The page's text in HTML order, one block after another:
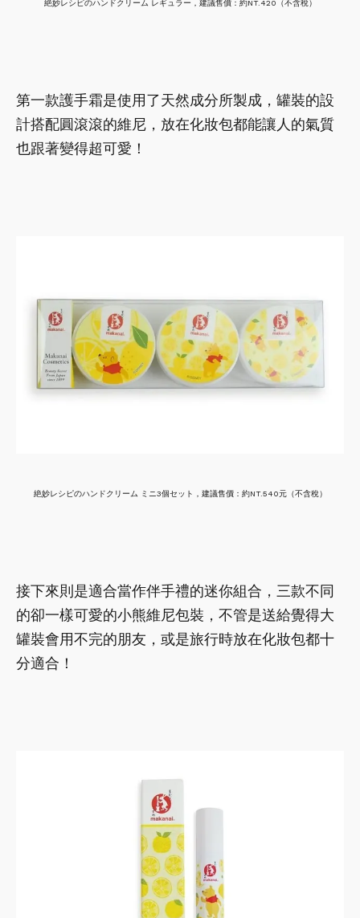
絶妙レシピのハンドクリーム レギュラー，建議售價：約NT.420（不含稅）
第一款護手霜是使用了天然成分所製成，罐裝的設
計搭配圓滾滾的維尼，放在化妝包都能讓人的氣質
也跟著變得超可愛！
絶妙レシピのハンドクリーム ミニ3個セット，建議售價：約NT.540元（不含稅）
接下來則是適合當作伴手禮的迷你組合，三款不同
的卻一樣可愛的小熊維尼包裝，不管是送給覺得大
罐裝會用不完的朋友，或是旅行時放在化妝包都十
分適合！